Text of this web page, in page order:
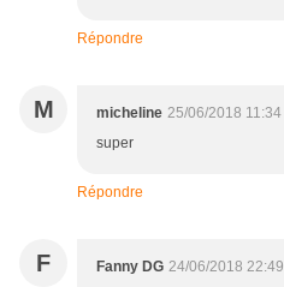
Répondre
M micheline 25/06/2018 11:34
super
Répondre
F Fanny DG 24/06/2018 22:49